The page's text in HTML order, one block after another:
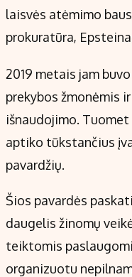
laisvės atėmimo
prokuratūra,
2019 metais jam
prekybos žmonėmis
išnaudojimo. Tuomet
aptiko tūkstančius
pavardžių.
Šios pavardės
daugelis žinomų
teiktomis
organizuotu